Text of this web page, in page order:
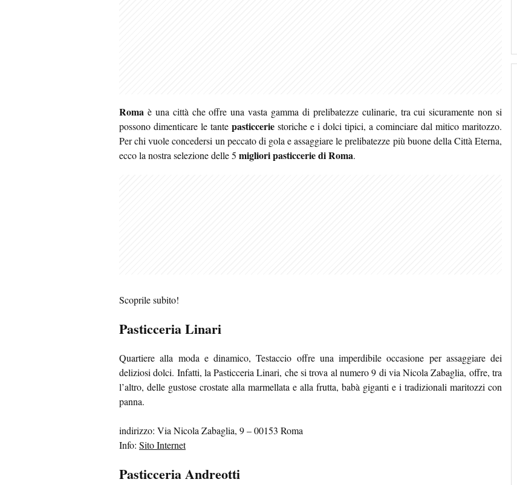
Roma è una città che offre una vasta gamma di prelibatezze culinarie, tra cui sicuramente non si
possono dimenticare le tante pasticcerie storiche e i dolci tipici, a cominciare dal mitico maritozzo.
Per chi vuole concedersi un peccato di golae assaggiare le prelibatezze più buone della Città Eterna,
ecco la nostra selezione delle 5 migliori pasticcerie di Roma.
Scoprile subito!
Pasticceria Linari
Quartiere alla moda e dinamico, Testaccio offre una imperdibile occasione per assaggiare dei
deliziosi dolci. Infatti, la Pasticceria Linari, che si trova al numero 9 di via Nicola Zabaglia, offre, tra
l’altro, delle gustose crostate alla marmellata e alla frutta, babà giganti e i tradizionali maritozzi con
panna.
indirizzo: Via Nicola Zabaglia, 9 – 00153 Roma
Info: Sito Internet
Pasticceria Andreotti